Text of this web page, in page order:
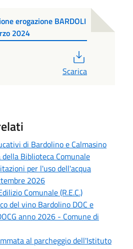
erogazione BARDOLI
2024
Scarica
di Bardolino e Calmasino
Biblioteca Comunale
per l'uso dell'acqua
2026
Comunale (R.E.C.)
del vino Bardolino DOC e
anno 2026 - Comune di
al parcheggio dell'Istituto